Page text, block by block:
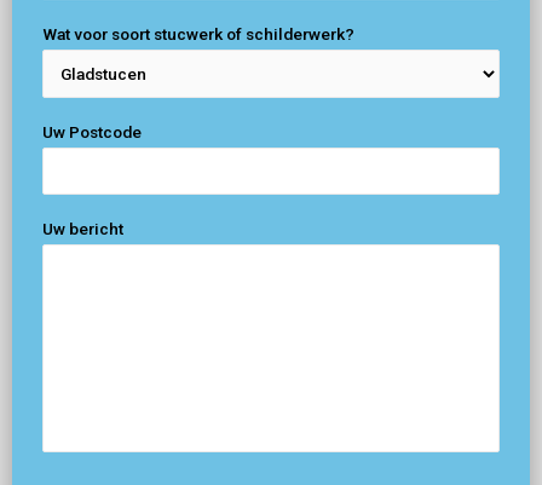
Wat voor soort stucwerk of schilderwerk?
Uw Postcode
Uw bericht